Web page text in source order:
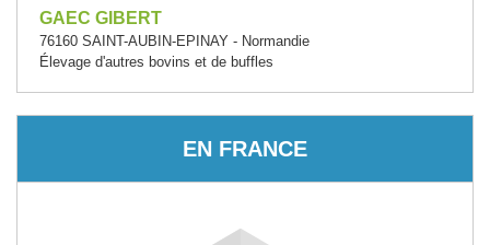
GAEC GIBERT
76160 SAINT-AUBIN-EPINAY - Normandie
Élevage d'autres bovins et de buffles
EN FRANCE